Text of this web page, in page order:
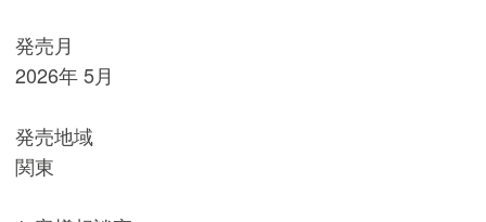
発売月
2026年 5月
発売地域
関東